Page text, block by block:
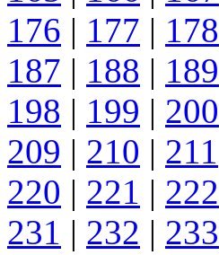
176 | 177 | 178
187 | 188 | 189
198 | 199 | 200
209 | 210 | 211
220 | 221 | 222
231 | 232 | 233